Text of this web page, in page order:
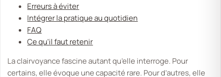
Erreurs à éviter
Intégrer la pratique au quotidien
FAQ
Ce qu'il faut retenir
La clairvoyance fascine autant qu’elle interroge. Pour
certains, elle évoque une capacité rare. Pour d’autres, elle